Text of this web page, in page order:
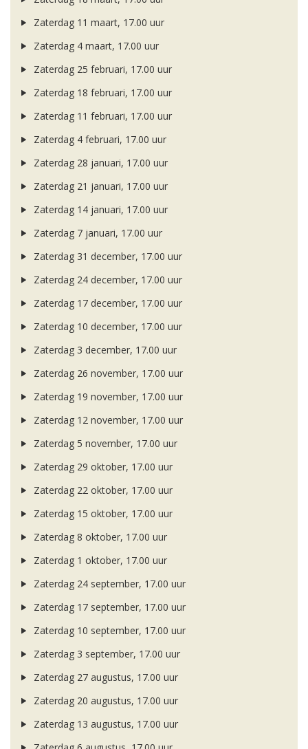
Zaterdag 11 maart, 17.00 uur
Zaterdag 4 maart, 17.00 uur
Zaterdag 25 februari, 17.00 uur
Zaterdag 18 februari, 17.00 uur
Zaterdag 11 februari, 17.00 uur
Zaterdag 4 februari, 17.00 uur
Zaterdag 28 januari, 17.00 uur
Zaterdag 21 januari, 17.00 uur
Zaterdag 14 januari, 17.00 uur
Zaterdag 7 januari, 17.00 uur
Zaterdag 31 december, 17.00 uur
Zaterdag 24 december, 17.00 uur
Zaterdag 17 december, 17.00 uur
Zaterdag 10 december, 17.00 uur
Zaterdag 3 december, 17.00 uur
Zaterdag 26 november, 17.00 uur
Zaterdag 19 november, 17.00 uur
Zaterdag 12 november, 17.00 uur
Zaterdag 5 november, 17.00 uur
Zaterdag 29 oktober, 17.00 uur
Zaterdag 22 oktober, 17.00 uur
Zaterdag 15 oktober, 17.00 uur
Zaterdag 8 oktober, 17.00 uur
Zaterdag 1 oktober, 17.00 uur
Zaterdag 24 september, 17.00 uur
Zaterdag 17 september, 17.00 uur
Zaterdag 10 september, 17.00 uur
Zaterdag 3 september, 17.00 uur
Zaterdag 27 augustus, 17.00 uur
Zaterdag 20 augustus, 17.00 uur
Zaterdag 13 augustus, 17.00 uur